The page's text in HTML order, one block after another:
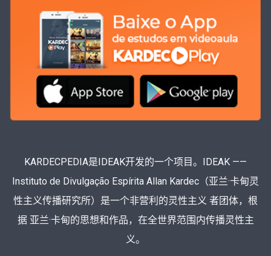
KARDECPEDIA是IDEAK开发的一个项目。IDEAK ——
Instituto de Divulgação Espírita Allan Kardec（亚兰·卡甸灵
性主义传播研究所）是一个非营利的灵性主义 者团体，根
据 亚兰·卡甸的思想和作品，在全世界范围内传播灵性主
义。